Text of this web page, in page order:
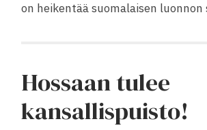
on heikentää suomalaisen luonnon
Hossaan tulee
kansallispuisto!